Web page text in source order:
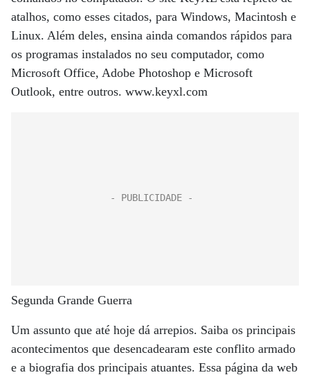
atalhos, como esses citados, para Windows, Macintosh e
Linux. Além deles, ensina ainda comandos rápidos para
os programas instalados no seu computador, como
Microsoft Office, Adobe Photoshop e Microsoft
Outlook, entre outros. www.keyxl.com
Segunda Grande Guerra
Um assunto que até hoje dá arrepios. Saiba os principais
acontecimentos que desencadearam este conflito armado
e a biografia dos principais atuantes. Essa página da web